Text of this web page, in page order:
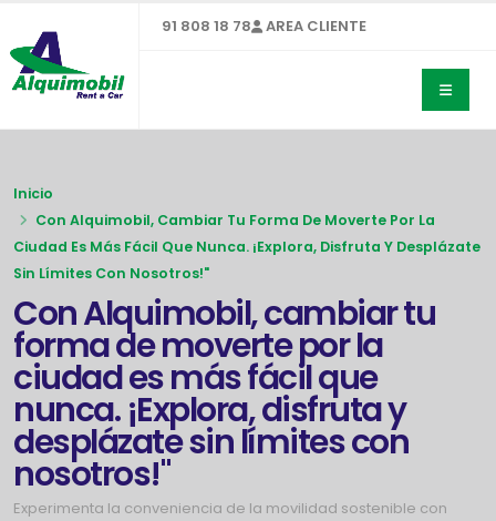
91 808 18 78 AREA CLIENTE
Inicio
Con Alquimobil, Cambiar Tu Forma De Moverte Por La
Ciudad Es Más Fácil Que Nunca. ¡Explora, Disfruta Y Desplázate
Sin Límites Con Nosotros!"
Con Alquimobil, cambiar tu
forma de moverte por la
ciudad es más fácil que
nunca. ¡Explora, disfruta y
desplázate sin límites con
nosotros!"
Experimenta la conveniencia de la movilidad sostenible con